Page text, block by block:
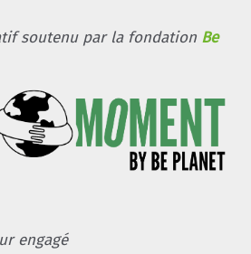
soutenu par la fondation Be
engagé